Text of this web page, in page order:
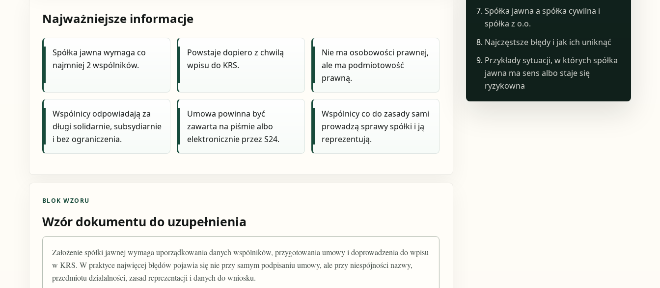
Najważniejsze informacje
Spółka jawna wymaga co
najmniej 2 wspólników.
Powstaje dopiero z chwilą
wpisu do KRS.
Nie ma osobowości prawnej,
ale ma podmiotowość
prawną.
Wspólnicy odpowiadają za
długi solidarnie, subsydiarnie
i bez ograniczenia.
Umowa powinna być
zawarta na piśmie albo
elektronicznie przez S24.
Wspólnicy co do zasady sami
prowadzą sprawy spółki i ją
reprezentują.
BLOK WZORU
Wzór dokumentu do uzupełnienia
Założenie spółki jawnej wymaga uporządkowania danych wspólników, przygotowania umowy i doprowadzenia do wpisu
w KRS. W praktyce najwięcej błędów pojawia się nie przy samym podpisaniu umowy, ale przy niespójności nazwy,
przedmiotu działalności, zasad reprezentacji i danych do wniosku.
Spółka jawna a spółka cywilna i
spółka z o.o.
Najczęstsze błędy i jak ich uniknąć
Przykłady sytuacji, w których spółka
jawna ma sens albo staje się
ryzykowna